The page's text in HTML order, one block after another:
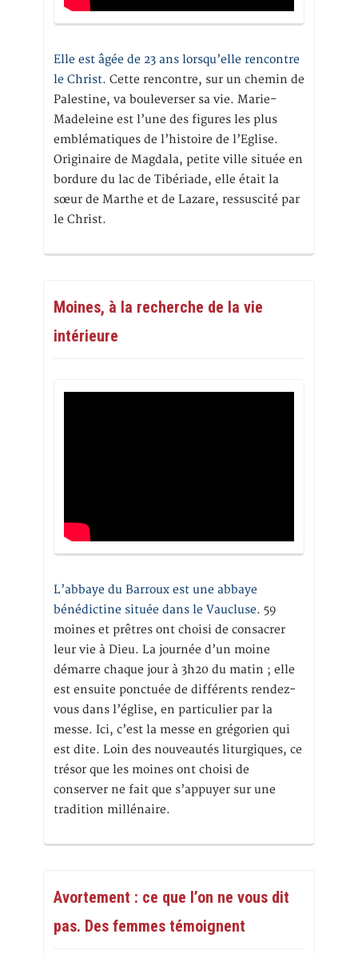
Elle est âgée de 23 ans lorsqu’elle rencontre
le Christ. Cette rencontre, sur un chemin de
Palestine, va bouleverser sa vie. Marie-
Madeleine est l’une des figures les plus
emblématiques de l’histoire de l’Eglise.
Originaire de Magdala, petite ville située en
bordure du lac de Tibériade, elle était la
sœur de Marthe et de Lazare, ressuscité par
le Christ.
Moines, à la recherche de la vie
intérieure
L’abbaye du Barroux est une abbaye
bénédictine située dans le Vaucluse. 59
moines et prêtres ont choisi de consacrer
leur vie à Dieu. La journée d’un moine
démarre chaque jour à 3h20 du matin ; elle
est ensuite ponctuée de différents rendez-
vous dans l’église, en particulier par la
messe. Ici, c’est la messe en grégorien qui
est dite. Loin des nouveautés liturgiques, ce
trésor que les moines ont choisi de
conserver ne fait que s’appuyer sur une
tradition millénaire.
Avortement : ce que l’on ne vous dit
pas. Des femmes témoignent